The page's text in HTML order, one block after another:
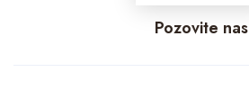
Pozovite nas